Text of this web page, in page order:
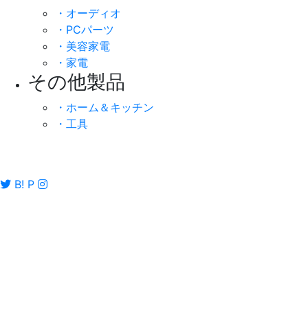
・オーディオ
・PCパーツ
・美容家電
・家電
その他製品
・ホーム＆キッチン
・工具
B! P